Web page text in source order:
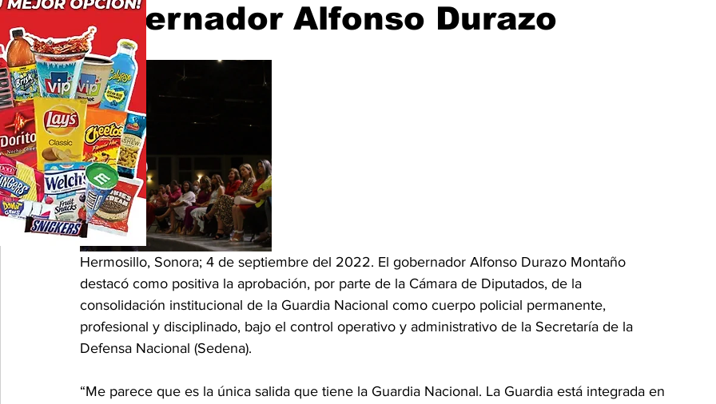
gobernador Alfonso Durazo
Hermosillo, Sonora; 4 de septiembre del 2022. El gobernador Alfonso Durazo Montaño
destacó como positiva la aprobación, por parte de la Cámara de Diputados, de la
consolidación institucional de la Guardia Nacional como cuerpo policial permanente,
profesional y disciplinado, bajo el control operativo y administrativo de la Secretaría de la
Defensa Nacional (Sedena).
“Me parece que es la única salida que tiene la Guardia Nacional. La Guardia está integrada en